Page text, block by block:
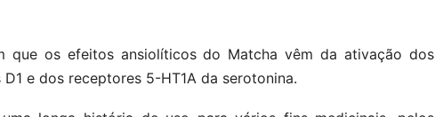
que os efeitos ansiolíticos do Matcha vêm da ativação dos
e dos receptores 5-HT1A da serotonina.